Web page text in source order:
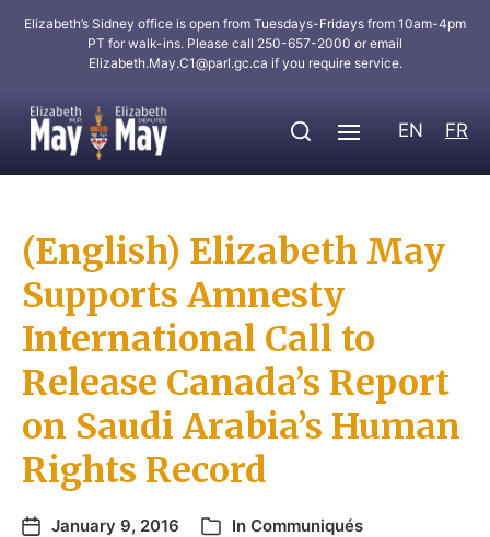
Elizabeth’s Sidney office is open from Tuesdays-Fridays from 10am-4pm
PT for walk-ins. Please call 250-657-2000 or email
Elizabeth.May.C1@parl.gc.ca if you require service.
EN FR
(English) Elizabeth May
Supports Amnesty
International Call to
Release Canada’s Report
on Saudi Arabia’s Human
Rights Record
January 9, 2016 In Communiqués